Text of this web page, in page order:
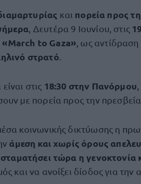
και πορεία προς
, Δευτέρα 9 Ιουνίου, στις
to Gaza» , ως
στρατό
στις 18:30 στην Πανόρμου
με πορεία προς την
κοινωνικής δικτύωσης η
άμεση και χωρίς όρους
σταματήσει τώρα η γενοκτονία
και να ανοίξει δίοδος για την